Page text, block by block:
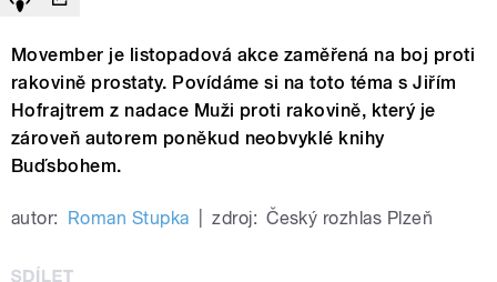
Movember je listopadová akce zaměřená na boj proti
rakovině prostaty. Povídáme si na toto téma s Jiřím
Hofrajtrem z nadace Muži proti rakovině, který je
zároveň autorem poněkud neobvyklé knihy
Buďsbohem.
autor: Roman Stupka zdroj: Český rozhlas Plzeň